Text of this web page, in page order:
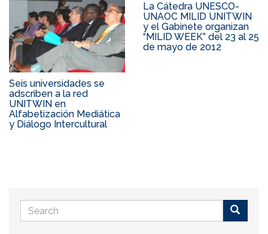
Seis universidades se
adscriben a la red
UNITWIN en
Alfabetización Mediática
y Diálogo Intercultural
La Cátedra UNESCO-
UNAOC MILID UNITWIN
y el Gabinete organizan
“MILID WEEK” del 23 al 25
de mayo de 2012
Search
form